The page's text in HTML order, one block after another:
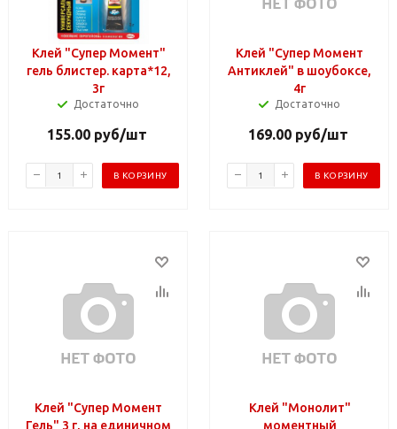
Клей "Супер Момент"
гель блистер. карта*12,
3г
Достаточно
155.00руб/шт
В КОРЗИНУ
Клей "Супер Момент
Антиклей" в шоубоксе,
4г
Достаточно
169.00руб/шт
В КОРЗИНУ
Клей "Супер Момент
Гель" 3 г, на единичном
Клей "Монолит"
моментный